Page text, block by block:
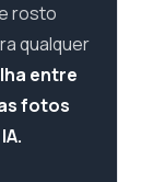
rosto
qualquer
entre
fotos